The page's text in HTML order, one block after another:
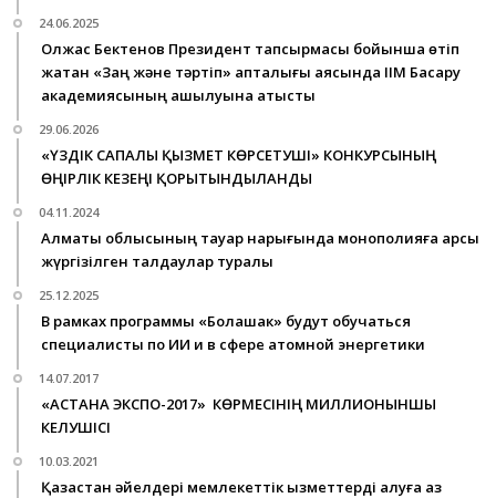
24.06.2025
Олжас Бектенов Президент тапсырмасы бойынша өтіп
жатқан «Заң және тәртіп» апталығы аясында ІІМ Басқару
академиясының ашылуына қатысты
29.06.2026
«ҮЗДІК САПАЛЫ ҚЫЗМЕТ КӨРСЕТУШІ» КОНКУРСЫНЫҢ
ӨҢІРЛІК КЕЗЕҢІ ҚОРЫТЫНДЫЛАНДЫ
04.11.2024
Алматы облысының тауар нарығында монополияға қарсы
жүргізілген талдаулар туралы
25.12.2025
В рамках программы «Болашак» будут обучаться
специалисты по ИИ и в сфере атомной энергетики
14.07.2017
«АСТАНА ЭКСПО-2017» КӨРМЕСІНІҢ МИЛЛИОНЫНШЫ
КЕЛУШІСІ
10.03.2021
Қазақстан әйелдері мемлекеттік қызметтерді алуға аз